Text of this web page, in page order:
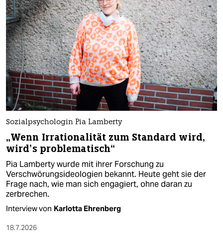
Sozialpsychologin Pia Lamberty
„Wenn Irrationalität zum Standard wird,
wird’s problematisch“
Pia Lamberty wurde mit ihrer Forschung zu
Verschwörungsideologien bekannt. Heute geht sie der
Frage nach, wie man sich engagiert, ohne daran zu
zerbrechen.
Interview von Karlotta Ehrenberg
18.7.2026